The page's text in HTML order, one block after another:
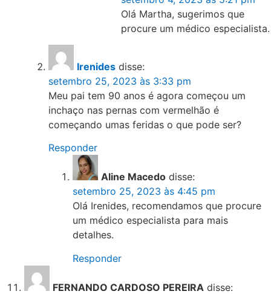
Olá Martha, sugerimos que
procure um médico especialista.
Irenides disse:
setembro 25, 2023 às 3:33 pm
Meu pai tem 90 anos é agora começou um
inchaço nas pernas com vermelhão é
começando umas feridas o que pode ser?
Responder
Aline Macedo disse:
setembro 25, 2023 às 4:45 pm
Olá Irenides, recomendamos que procure
um médico especialista para mais
detalhes.
Responder
FERNANDO CARDOSO PEREIRA disse: